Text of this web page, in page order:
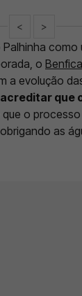
< >
como
o Benfica
a evolução
que
que o
as